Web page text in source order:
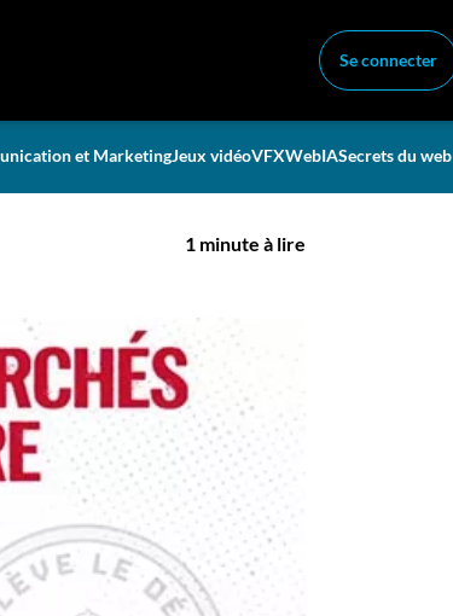
Se connecter
et MarketingJeux vidéoVFXWebIASecrets du web
le
1 minute à lire